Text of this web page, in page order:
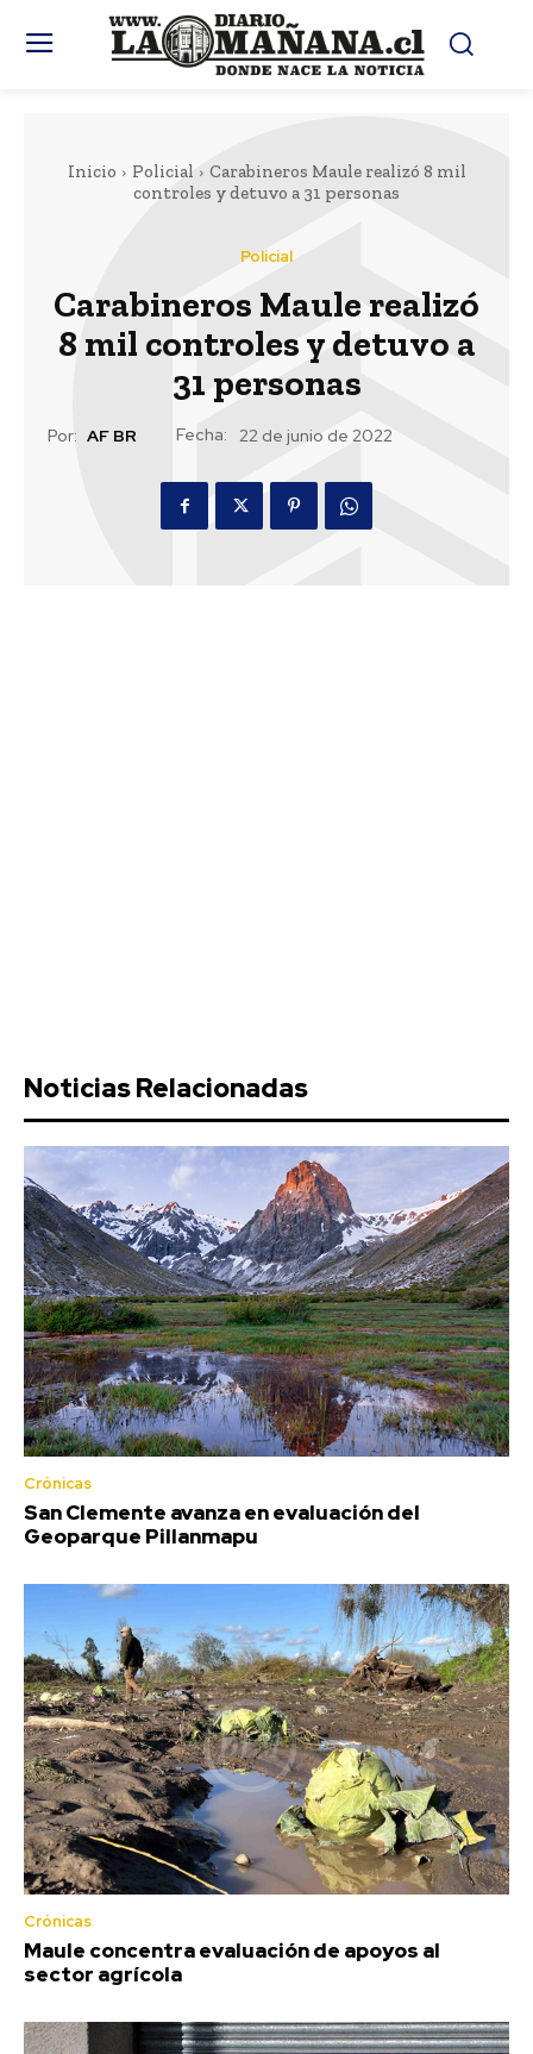
Inicio Policial
Carabineros Maule realizó 8 mil
controles y detuvo a 31 personas
Policial
Carabineros Maule realizó
8 mil controles y detuvo a
31 personas
Por: AF BR Fecha: 22 de junio de 2022
Noticias Relacionadas
Crónicas
San Clemente avanza en evaluación del
Geoparque Pillanmapu
Crónicas
Maule concentra evaluación de apoyos al
sector agrícola